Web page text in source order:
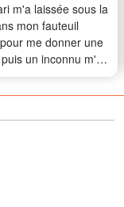
m'a laissée sous la
mon fauteuil
me donner une
un inconnu m'a
par un prénom que
personne